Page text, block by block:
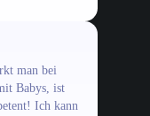
man bei
Babys, ist
Ich kann